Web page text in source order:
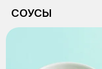
СОУСЫ